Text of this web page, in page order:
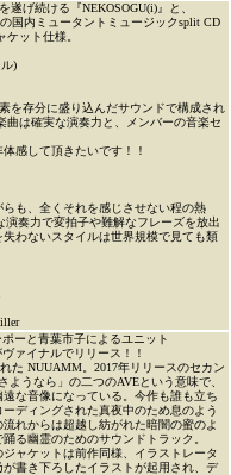
げ続ける『NEKOSOGU(i)』と、
国内ミュータントミュージックsplit CD
ット仕様。
)
素を存分に盛り込んだサウンドで構成され
曲は確実な演奏力と、メンバーの音楽セ
感して頂きたいです！！
も、全くそれを感じさせない程の熱
奏力で変拍子や難解なフレーズを放出
わないスタイルは世界規模で見ても類
ーと青葉市子によるユニット
ァイナルでリリース！！
た NUUAMM。2017年リリースのセカン
ようなら」の二つのAVEという意味で、
な音像になっている。今作も誰も立ち
ディングされた真夜中のため息のよう
れからは超越し紡がれた暗闇の蜜のよ
る幽霊のためのサウンドトラック。
ャケットは前作同様、イラストレータ
書き下ろしたイラストが起用され、デ